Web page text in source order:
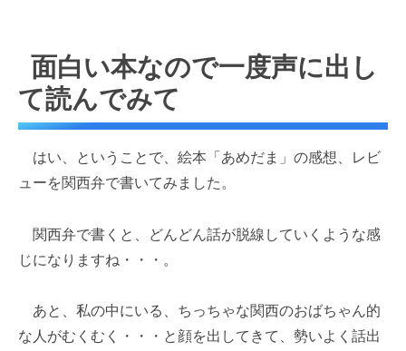
面白い本なので一度声に出し
て読んでみて
はい、ということで、絵本「あめだま」の感想、レビ
ューを関西弁で書いてみました。
関西弁で書くと、どんどん話が脱線していくような感
じになりますね・・・。
あと、私の中にいる、ちっちゃな関西のおばちゃん的
な人がむくむく・・・と顔を出してきて、勢いよく話出